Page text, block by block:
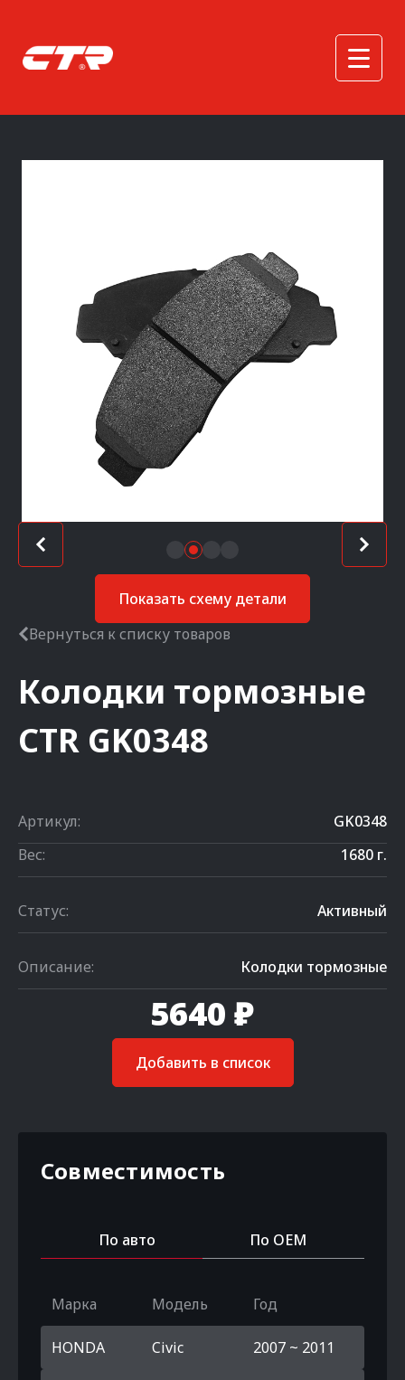
Показать схему детали
Вернуться к списку товаров
Колодки тормозные
CTR GK0348
Артикул:
GK0348
Вес:
1680 г.
Статус: Активный
Описание: Колодки тормозные
5640 ₽
Добавить в список
Совместимость
По авто По OEM
Марка Модель Год
HONDA Civic 2007 ~ 2011